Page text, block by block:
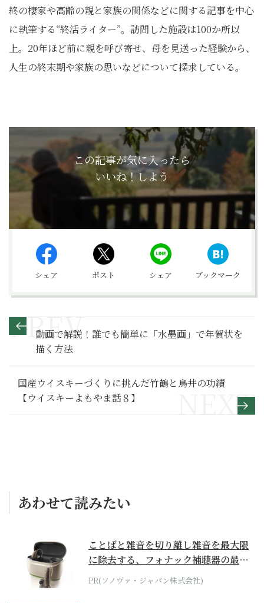
終の棲家や高齢の親と家族の関係などに関する記事を中心
に執筆する“終活ライター”。訪問した施設は100か所以
上。20年ほど前に親を呼び寄せ、母を見送った経験から、
人生の終末期や家族の思いなどについて探求している。
この記事が気に入ったら
いいね！しよう
シェア ポスト シェア ブックマーク
動画で解説！誰でも簡単に「水墨画」で年賀状を
描く方法
国産ウイスキーづくりに挑んだ竹鶴と鳥井の功績
【ウイスキーよもやま話８】
あわせて読みたい
ことばと雑音を切り離し雑音を最大限
に除去する、フォナック補聴器の最上
位モデル
PR(ソノヴァ・ジャパン株式会社)